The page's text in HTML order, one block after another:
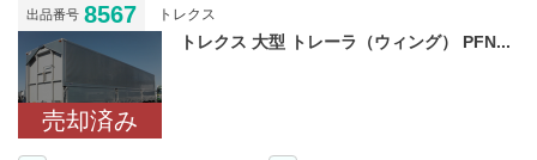
出品番号 8567 トレクス
売却済み
トレクス 大型 トレーラ（ウィング） PFN...